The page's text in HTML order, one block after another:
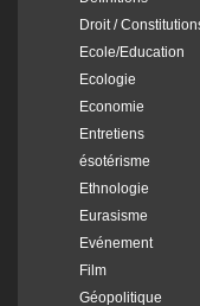
Droit /
Ecole/Education
Ecologie
Economie
Entretiens
ésotérisme
Ethnologie
Eurasisme
Evénement
Film
Géopolitique